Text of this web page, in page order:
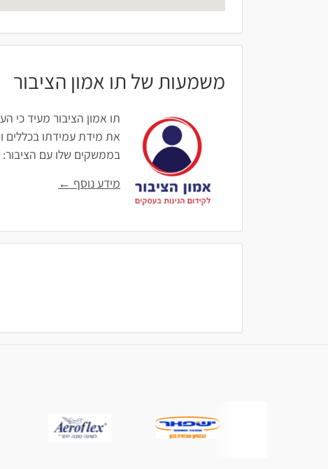
משמעות של תו אמון הציבור
תו אמון הציבור מעיד כי
את מידת עמידתו בכללים
בממשקים שלו עם הציבור:
מידע נוסף ←